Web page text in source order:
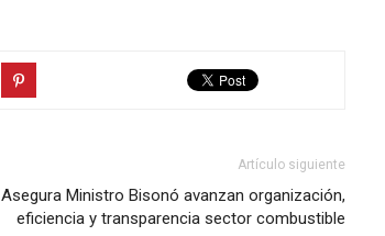
Artículo siguiente
Asegura Ministro Bisonó avanzan organización,
eficiencia y transparencia sector combustible